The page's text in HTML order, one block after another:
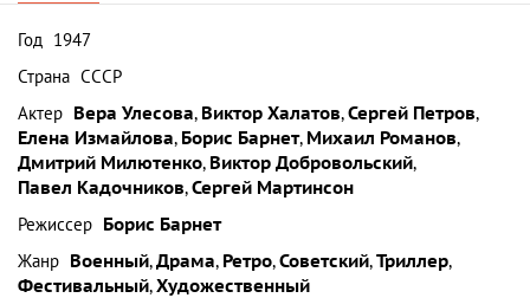
Год 1947
Страна СССР
Актер Вера Улесова, Виктор Халатов,Сергей Петров,
Елена Измайлова, Борис Барнет, Михаил Романов,
Дмитрий Милютенко, Виктор Добровольский,
Павел Кадочников,Сергей Мартинсон
Режиссер Борис Барнет
Жанр Военный,Драма, Ретро,Советский,Триллер,
Фестивальный,Художественный